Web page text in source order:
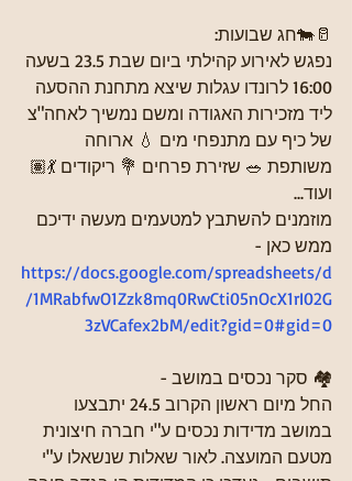
🥛🐄חג שבועות:
נפגש לאירוע קהילתי ביום שבת 23.5 בשעה
16:00 לרונדו עגלות שיצא מתחנת ההסעה
ליד מזכירות האגודה ומשם נמשיך לאחה"צ
של כיף עם מתנפחי מים 💧 ארוחה
משותפת 🥗 שזירת פרחים 💐 ריקודים 💃🏽
ועוד...
מוזמנים להשתבץ למטעמים מעשה ידיכם
ממש כאן -
https://docs.google.com/spreadsheets/d
/1MRabfwO1Zzk8mq0RwCti05nOcX1rI02G
3zVCafex2bM/edit?gid=0#gid=0
🏘️ סקר נכסים במושב -
החל מיום ראשון הקרוב 24.5 יתבצעו
במושב מדידות נכסים ע"י חברה חיצונית
מטעם המועצה. לאור שאלות שנשאלו ע"י